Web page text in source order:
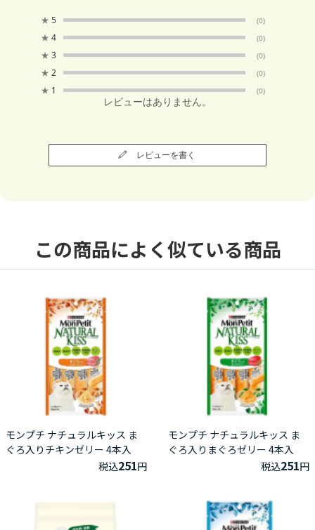
★ 5 (0)
★ 4 (0)
★ 3 (0)
★ 2 (0)
★ 1 (0)
レビューはありません。
レビューを書く
この商品によく似ている商品
モンプチ ナチュラルキッス ま
ぐろ入りチキンゼリー 4本入
税込251円
モンプチ ナチュラルキッス ま
ぐろ入りまぐろゼリー 4本入
税込251円